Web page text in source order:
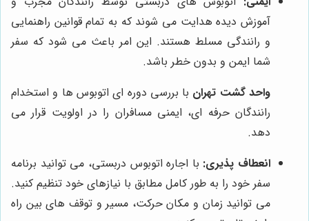
آموزش دیده هدایت می شوند که به تمام قوانین راهنمایی
و رانندگی مسلط هستند. این امر باعث می شود که سفر
شما ایمن و بدون خطر باشد.
واحد گشت تهران با بررسی دوره ای اتوبوس ها و استخدام
رانندگان حرفه ای، ایمنی مسافران را در اولویت قرار می
دهد.
انعطاف پذیری: با اجاره اتوبوس دربستی، می توانید برنامه
سفر خود را به طور کامل مطابق با نیازهای خود تنظیم کنید.
می توانید زمان و مکان حرکت، مسیر و توقف های بین راه